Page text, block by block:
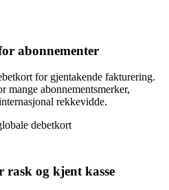
abonnementer
for gjentakende fakturering.
abonnementsmerker,
rekkevidde.
debetkort
rask og kjent kasse